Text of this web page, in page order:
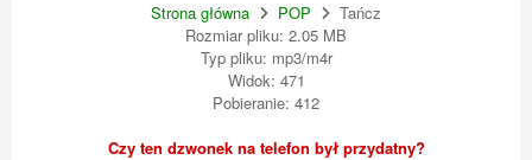
Strona główna POP
Tańcz
Rozmiar pliku: 2.05 MB
Typ pliku: mp3/m4r
Widok: 471
Pobieranie: 412
Czy ten dzwonek na telefon był przydatny?